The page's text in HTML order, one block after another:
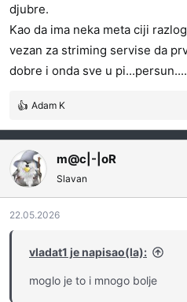
djubre.
Kao da ima neka meta ciji
vezan za striming servise da
dobre i onda sve u pi...persun....
R
a
g
o
v
a
n
Adam K
m@c|-|oR
Slavan
22.05.2026
vladat1 je napisao(la):
moglo je to i mnogo bolje